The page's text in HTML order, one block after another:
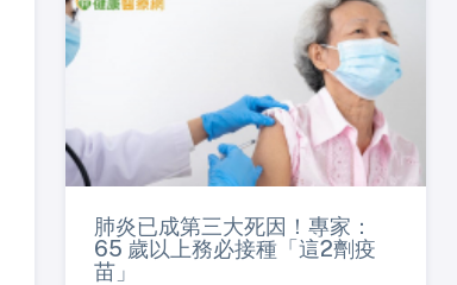
肺炎已成第三大死因！專家：
65 歲以上務必接種「這2劑疫
苗」